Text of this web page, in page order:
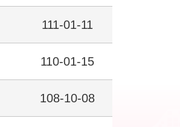
111-01-11
110-01-15
108-10-08